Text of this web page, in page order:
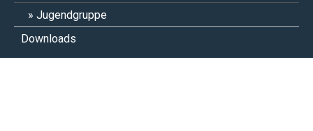
Jugendgruppe
Downloads